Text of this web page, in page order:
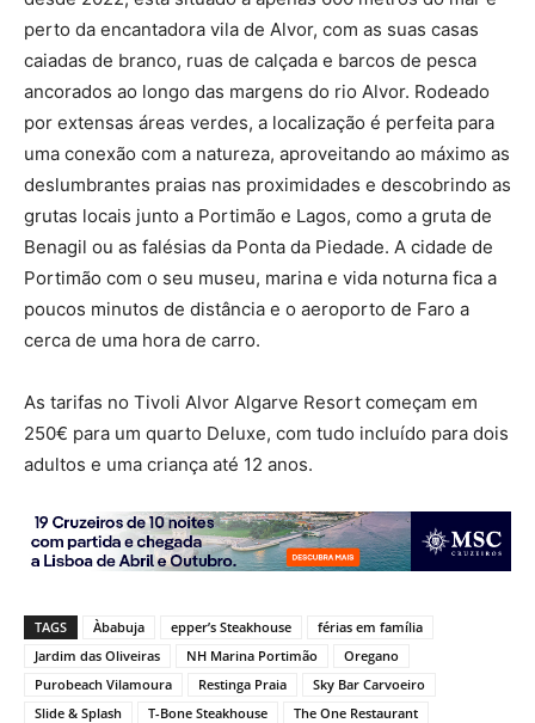
perto da encantadora vila de Alvor, com as suas casas
caiadas de branco, ruas de calçada e barcos de pesca
ancorados ao longo das margens do rio Alvor. Rodeado
por extensas áreas verdes, a localização é perfeita para
uma conexão com a natureza, aproveitando ao máximo as
deslumbrantes praias nas proximidades e descobrindo as
grutas locais junto a Portimão e Lagos, como a gruta de
Benagil ou as falésias da Ponta da Piedade. A cidade de
Portimão com o seu museu, marina e vida noturna fica a
poucos minutos de distância e o aeroporto de Faro a
cerca de uma hora de carro.
As tarifas no Tivoli Alvor Algarve Resort começam em
250€ para um quarto Deluxe, com tudo incluído para dois
adultos e uma criança até 12 anos.
TAGS Àbabuja epper’s Steakhouse
férias em família
Jardim das Oliveiras
NH Marina Portimão
Oregano
Purobeach Vilamoura
Restinga Praia
Sky Bar Carvoeiro
Slide & Splash
T-Bone Steakhouse
The One Restaurant